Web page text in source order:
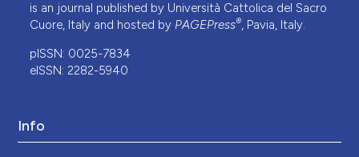
is an journal published by Università Cattolica del Sacro
Cuore, Italy and hosted by PAGEPress®, Pavia, Italy.
pISSN: 0025-7834
eISSN: 2282-5940
Info